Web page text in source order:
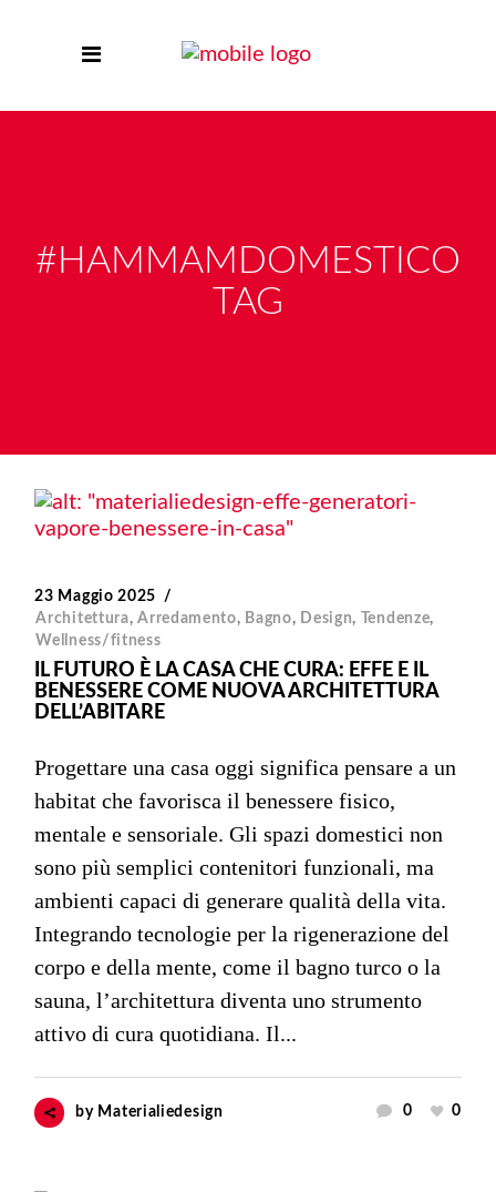
#HAMMAMDOMESTICO
TAG
23 Maggio 2025
Architettura,Arredamento, Bagno, Design, Tendenze,
Wellness/fitness
IL FUTURO È LA CASA CHE CURA: EFFE E IL
BENESSERE COME NUOVA ARCHITETTURA
DELL’ABITARE
Progettare una casa oggi significa pensare a un
habitat che favorisca il benessere fisico,
mentale e sensoriale. Gli spazi domestici non
sono più semplici contenitori funzionali, ma
ambienti capaci di generare qualità della vita.
Integrando tecnologie per la rigenerazione del
corpo e della mente, come il bagno turco o la
sauna, l’architettura diventa uno strumento
attivo di cura quotidiana. Il...
by Materialiedesign 0 0